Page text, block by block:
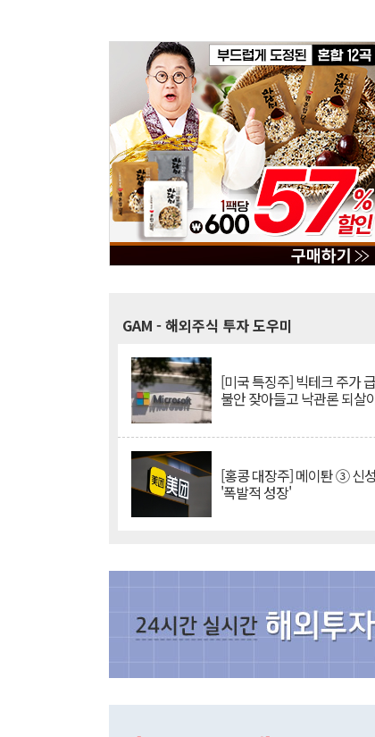
GAM - 해외주식 투자 도우미
[미국 특징주] 빅테크 주가
불안 잦아들고 낙관론 되살
[홍콩 대장주] 메이퇀 ③ 신
'폭발적 성장'